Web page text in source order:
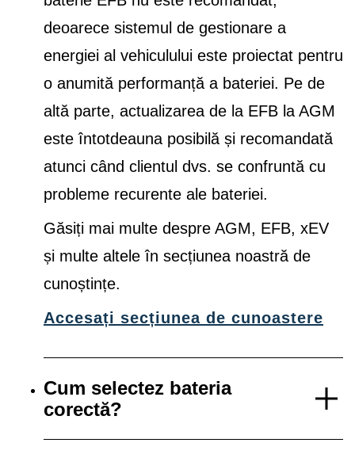
deoarece sistemul de gestionare a
energiei al vehiculului este proiectat pentru
o anumită performanță a bateriei. Pe de
altă parte, actualizarea de la EFB la AGM
este întotdeauna posibilă și recomandată
atunci când clientul dvs. se confruntă cu
probleme recurente ale bateriei.
Găsiți mai multe despre AGM, EFB, xEV
și multe altele în secțiunea noastră de
cunoștințe.
Accesați secțiunea de cunoastere
Cum selectez bateria
corectă?